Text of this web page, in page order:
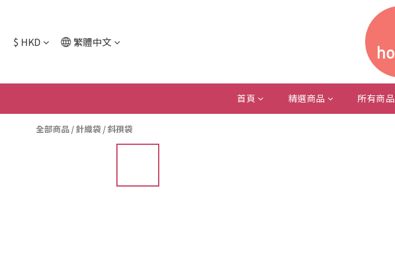
$ HKD 繁體中文
首頁 精選商品 所有商品
全部商品 /針織袋 /斜孭袋